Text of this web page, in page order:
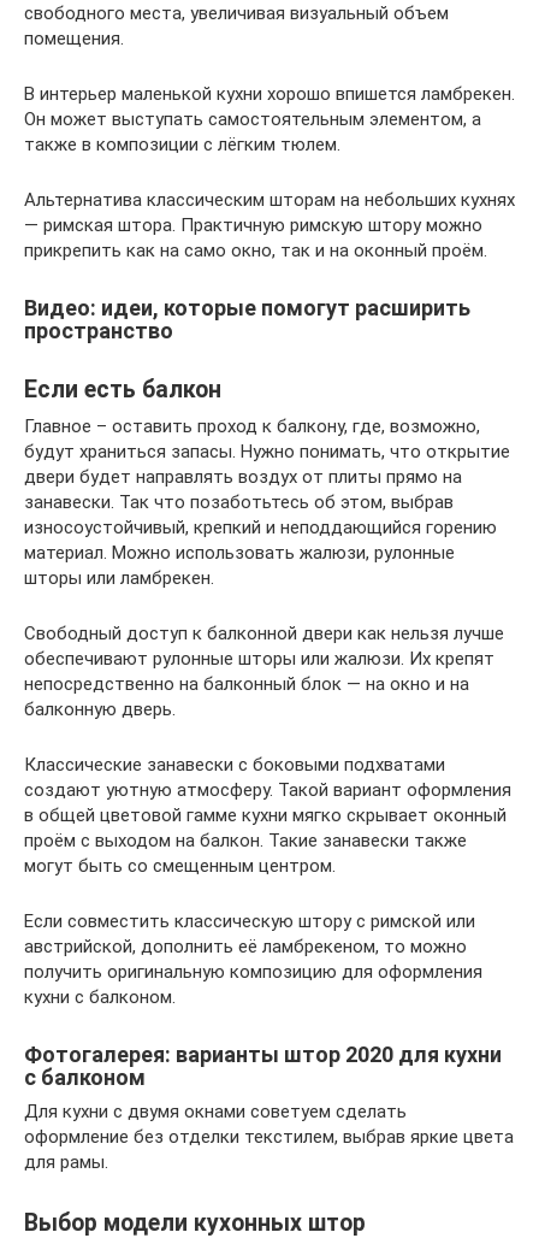
свободного места, увеличивая визуальный объем
помещения.
В интерьер маленькой кухни хорошо впишется ламбрекен.
Он может выступать самостоятельным элементом, а
также в композиции с лёгким тюлем.
Альтернатива классическим шторам на небольших кухнях
— римская штора. Практичную римскую штору можно
прикрепить как на само окно, так и на оконный проём.
Видео: идеи, которые помогут расширить
пространство
Если есть балкон
Главное – оставить проход к балкону, где, возможно,
будут храниться запасы. Нужно понимать, что открытие
двери будет направлять воздух от плиты прямо на
занавески. Так что позаботьтесь об этом, выбрав
износоустойчивый, крепкий и неподдающийся горению
материал. Можно использовать жалюзи, рулонные
шторы или ламбрекен.
Свободный доступ к балконной двери как нельзя лучше
обеспечивают рулонные шторы или жалюзи. Их крепят
непосредственно на балконный блок — на окно и на
балконную дверь.
Классические занавески с боковыми подхватами
создают уютную атмосферу. Такой вариант оформления
в общей цветовой гамме кухни мягко скрывает оконный
проём с выходом на балкон. Такие занавески также
могут быть со смещенным центром.
Если совместить классическую штору с римской или
австрийской, дополнить её ламбрекеном, то можно
получить оригинальную композицию для оформления
кухни с балконом.
Фотогалерея: варианты штор 2020 для кухни
с балконом
Для кухни с двумя окнами советуем сделать
оформление без отделки текстилем, выбрав яркие цвета
для рамы.
Выбор модели кухонных штор